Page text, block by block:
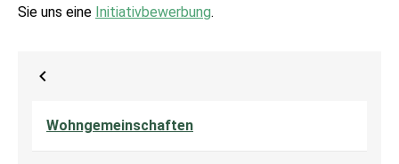
Sie uns eine Initiativbewerbung.
Wohngemeinschaften